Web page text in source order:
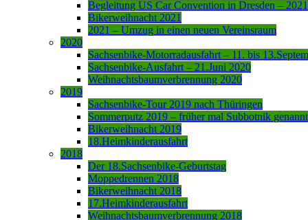
Begleitung US Car Convention in Dresden – 2021
Bikerweihnacht 2021
2021 – Umzug in einen neuen Vereinsraum
2020
Sachsenbike-Motorradausfahrt – 11. bis
Sachsenbike-Ausfahrt – 21.Juni 2020
Weihnachtsbaumverbrennung 2020
2019
Sachsenbike-Tour 2019 nach Thüringen
Sommerputz 2019 – früher mal Subbotnik genannt
Bikerweihnacht 2019
18.Heimkinderausfahrt
2018
Der 18.Sachsenbike-Geburtstag
Moppedrennen 2018
Bikerweihnacht 2018
17.Heimkinderausfahrt
Weihnachtsbaumverbrennung 2018